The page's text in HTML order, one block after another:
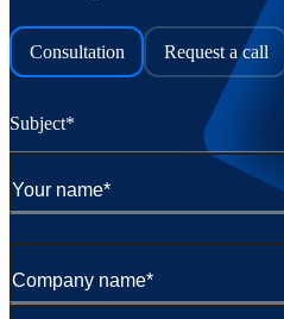
Consultation Request a call
Subject*